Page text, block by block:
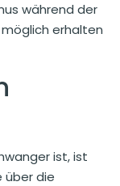
während der
erhalten
ist, ist
über die